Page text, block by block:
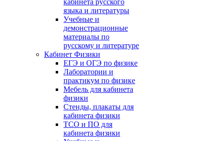
кабинета русского
языка и литературы
Учебные и
демонстрационные
материалы по
русскому и литературе
Кабинет Физики
ЕГЭ и ОГЭ по физике
Лаборатории и
практикум по физике
Мебель для кабинета
физики
Стенды, плакаты для
кабинета физики
ТСО и ПО для
кабинета физики